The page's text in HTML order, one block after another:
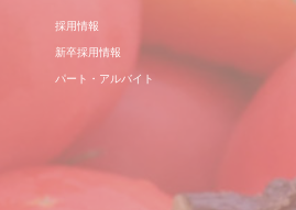
採用情報
新卒採用情報
パート・アルバイト